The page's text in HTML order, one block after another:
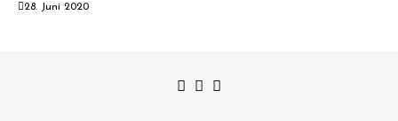
28. Juni 2020